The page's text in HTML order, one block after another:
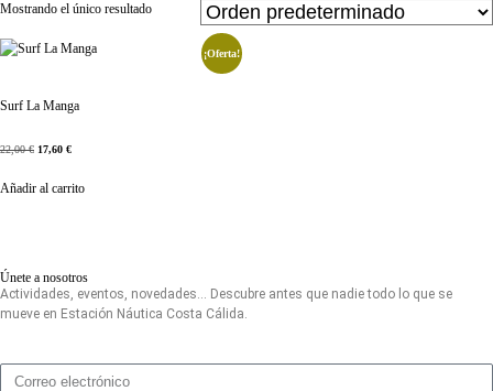
Mostrando el único resultado
¡Oferta!
Surf La Manga
22,00€ 17,60 €
Añadir al carrito
Únete a nosotros
Actividades, eventos, novedades… Descubre antes que nadie todo lo que se
mueve en Estación Náutica Costa Cálida.